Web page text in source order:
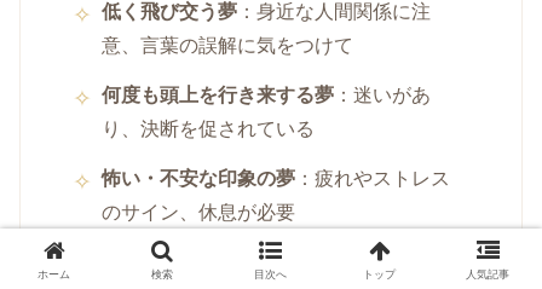
低く飛び交う夢 ：身近な人間関係に注
意、言葉の誤解に気をつけて
何度も頭上を行き来する夢 ：迷いがあ
り、決断を促されている
怖い・不安な印象の夢 ：疲れやストレス
のサイン、休息が必要
ホーム 検索 目次へ トップ 人気記事